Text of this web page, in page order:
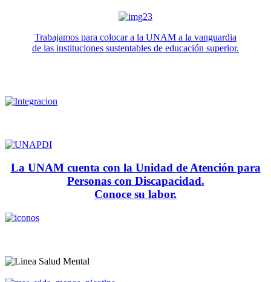
Trabajamos para colocar a la UNAM a la vanguardia
de las instituciones sustentables de educación superior.
La UNAM cuenta con la Unidad de Atención para
Personas con Discapacidad.
Conoce su labor.